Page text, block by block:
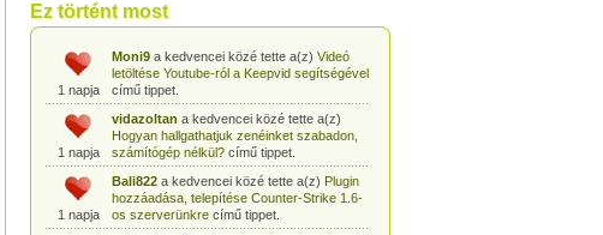
Ez történt most
1 napja
Babakonyha - Alma-banán püré készítése
egyszerűencímű tippet.
1 napja
Moni9a kedvencei közé tette a(z) Videó
letöltése Youtube-ról a Keepvid segítségével
című tippet.
1 napja
vidazoltan a kedvencei közé tette a(z)
Hogyan hallgathatjuk zenéinket szabadon,
számítógép nélkül?című tippet.
1 napja
Bali822a kedvencei közé tette a(z) Plugin
hozzáadása, telepítése Counter-Strike 1.6-
os szerverünkrecímű tippet.